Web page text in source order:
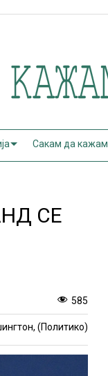
Сакам да кажам
СЕ
585
(Политико)